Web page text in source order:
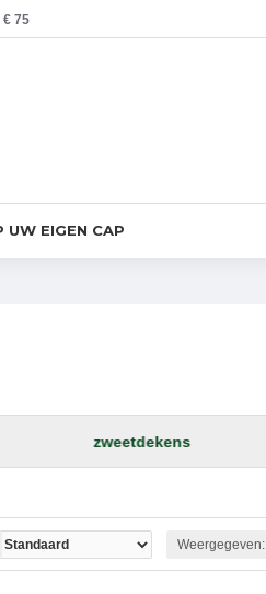
€ 75
UW EIGEN CAP
vliegendeken
Weergegeven: